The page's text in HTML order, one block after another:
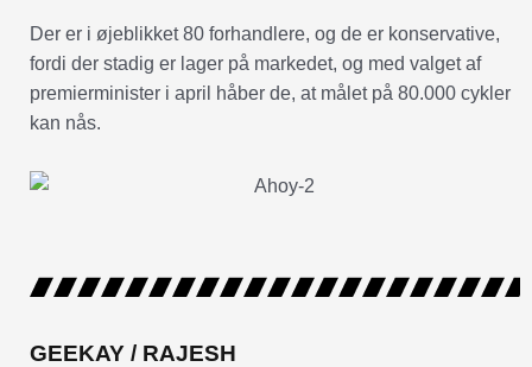
Der er i øjeblikket 80 forhandlere, og de er konservative,
fordi der stadig er lager på markedet, og med valget af
premierminister i april håber de, at målet på 80.000 cykler
kan nås.
GEEKAY / RAJESH